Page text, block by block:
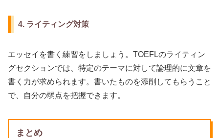
4. ライティング対策
エッセイを書く練習をしましょう。TOEFLのライティン
グセクションでは、特定のテーマに対して論理的に文章を
書く力が求められます。書いたものを添削してもらうこと
で、自分の弱点を把握できます。
まとめ